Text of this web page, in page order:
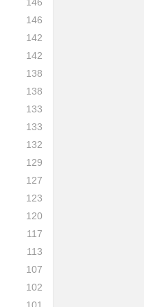
146
142
142
138
138
133
133
132
129
127
123
120
117
113
107
102